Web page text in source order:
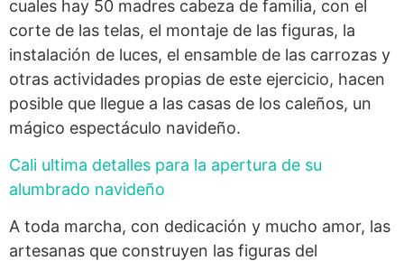
cuales hay 50 madres cabeza de familia, con el
corte de las telas, el montaje de las figuras, la
instalación de luces, el ensamble de las carrozas y
otras actividades propias de este ejercicio, hacen
posible que llegue a las casas de los caleños, un
mágico espectáculo navideño.
Cali ultima detalles para la apertura de su
alumbrado navideño
A toda marcha, con dedicación y mucho amor, las
artesanas que construyen las figuras del